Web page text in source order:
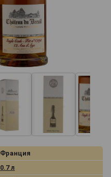
Франция
0.7 л